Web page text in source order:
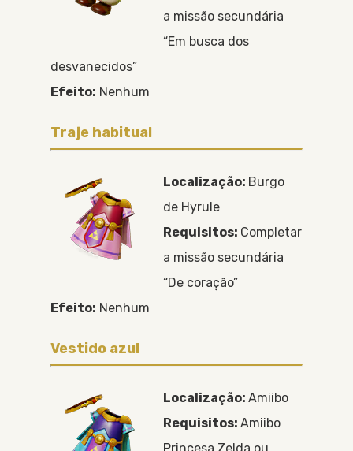
a missão secundária
“Em busca dos
desvanecidos”
Efeito: Nenhum
Traje habitual
Localização: Burgo
de Hyrule
Requisitos: Completar
a missão secundária
“De coração”
Efeito: Nenhum
Vestido azul
Localização:Amiibo
Requisitos:Amiibo